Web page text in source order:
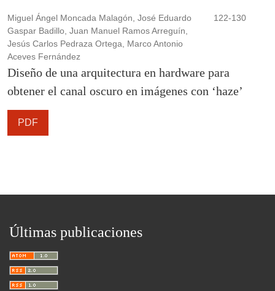
Miguel Ángel Moncada Malagón, José Eduardo
Gaspar Badillo, Juan Manuel Ramos Arreguín,
Jesús Carlos Pedraza Ortega, Marco Antonio
Aceves Fernández
122-130
Diseño de una arquitectura en hardware para
obtener el canal oscuro en imágenes con ‘haze’
PDF
Últimas publicaciones